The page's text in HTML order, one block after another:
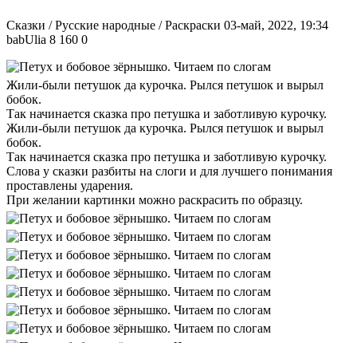
Сказки / Русские народные / Раскраски 03-май, 2022, 19:34
babUlia 8 160 0
Жили-были петушок да курочка. Рылся петушок и вырыл
бобок.
Так начинается сказка про петушка и заботливую курочку.
Жили-были петушок да курочка. Рылся петушок и вырыл
бобок.
Так начинается сказка про петушка и заботливую курочку.
Слова у сказки разбиты на слоги и для лучшего понимания
проставлены ударения.
При желании картинки можно раскрасить по образцу.